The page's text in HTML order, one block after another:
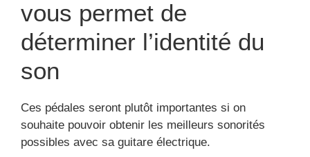
vous permet de
déterminer l’identité du
son
Ces pédales seront plutôt importantes si on
souhaite pouvoir obtenir les meilleurs sonorités
possibles avec sa guitare électrique.